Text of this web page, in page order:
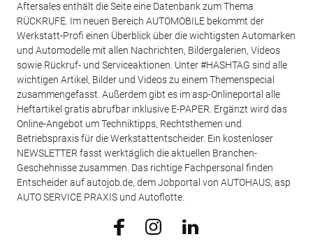
Aftersales enthält die Seite eine Datenbank zum Thema
RÜCKRUFE. Im neuen Bereich AUTOMOBILE bekommt der
Werkstatt-Profi einen Überblick über die wichtigsten Automarken
und Automodelle mit allen Nachrichten, Bildergalerien, Videos
sowie Rückruf- und Serviceaktionen. Unter #HASHTAG sind alle
wichtigen Artikel, Bilder und Videos zu einem Themenspecial
zusammengefasst. Außerdem gibt es im asp-Onlineportal alle
Heftartikel gratis abrufbar inklusive E-PAPER. Ergänzt wird das
Online-Angebot um Techniktipps, Rechtsthemen und
Betriebspraxis für die Werkstattentscheider. Ein kostenloser
NEWSLETTER fasst werktäglich die aktuellen Branchen-
Geschehnisse zusammen. Das richtige Fachpersonal finden
Entscheider auf autojob.de, dem Jobportal von AUTOHAUS, asp
AUTO SERVICE PRAXIS und Autoflotte.